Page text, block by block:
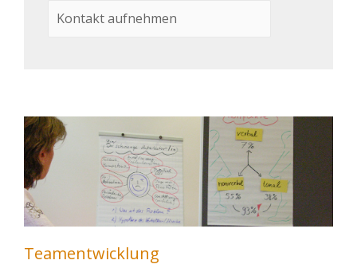
Kontakt aufnehmen
Teamentwicklung